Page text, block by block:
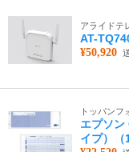
アライドテ
AT-
¥50,920
トッパンフ
エプソン
イプ）（